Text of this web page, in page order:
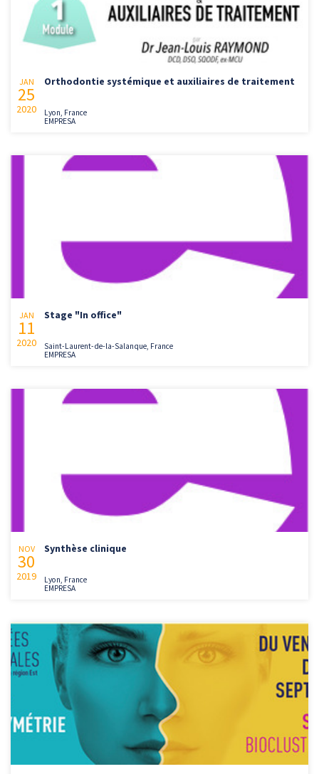
JAN
25
2020
Orthodontie systémique et auxiliaires de traitement
Lyon, France
EMPRESA
JAN
11
2020
Stage "In office"
Saint-Laurent-de-la-Salanque, France
EMPRESA
NOV
30
2019
Synthèse clinique
Lyon, France
EMPRESA